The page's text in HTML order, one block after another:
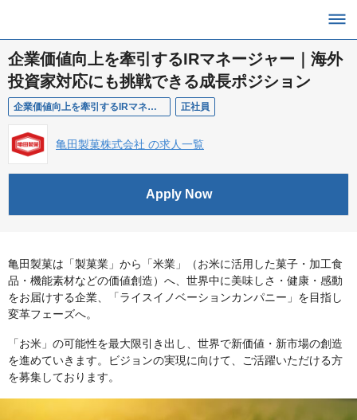
企業価値向上を牽引するIRマネージャー｜海外
投資家対応にも挑戦できる成長ポジション
企業価値向上を牽引するIRマネージャー｜海外投資家対応にも挑戦できる成長ポジション 正社員
亀田製菓株式会社 の求人一覧
Apply Now
亀田製菓は「製菓業」から「米業」（お米に活用した菓子・加工食
品・機能素材などの価値創造）へ、世界中に美味しさ・健康・感動
をお届けする企業、「ライスイノベーションカンパニー」を目指し
変革フェーズへ。
「お米」の可能性を最大限引き出し、世界で新価値・新市場の創造
を進めていきます。ビジョンの実現に向けて、ご活躍いただける方
を募集しております。